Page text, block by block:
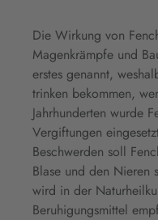
Die Wirkung von
Magenkrämpfe und
erstes genannt,
trinken bekommen,
Jahrhunderten wurde
Vergiftungen
Beschwerden soll
Blase und den Nieren
wird in der
Beruhigungsmittel